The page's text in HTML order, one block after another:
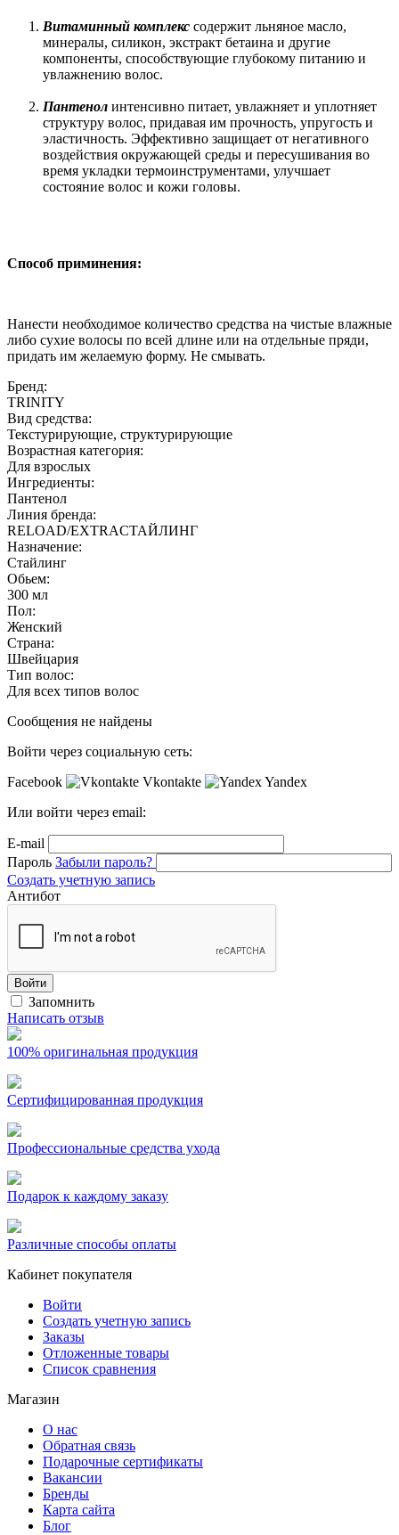
Витаминный комплекс содержит льняное масло,
минералы, силикон, экстракт бетаина и другие
компоненты, способствующие глубокому питанию и
увлажнению волос.
Пантенол интенсивно питает, увлажняет и уплотняет
структуру волос, придавая им прочность, упругость и
эластичность. Эффективно защищает от негативного
воздействия окружающей среды и пересушивания во
время укладки термоинструментами, улучшает
состояние волос и кожи головы.
Способ приминения:
Нанести необходимое количество средства на чистые влажные
либо сухие волосы по всей длине или на отдельные пряди,
придать им желаемую форму. Не смывать.
Бренд:
TRINITY
Вид средства:
Текстурирующие, структурирующие
Возрастная категория:
Для взрослых
Ингредиенты:
Пантенол
Линия бренда:
RELOAD/EXTRAСТАЙЛИНГ
Назначение:
Стайлинг
Обьем:
300 мл
Пол:
Женский
Страна:
Швейцария
Тип волос:
Для всех типов волос
Сообщения не найдены
Войти через социальную сеть:
Facebook
Vkontakte
Yandex
Или войти через email:
E-mail
Пароль Забыли пароль?
Создать учетную запись
Антибот
Войти
Запомнить
Написать отзыв
100% оригинальная продукция
Сертифицированная продукция
Профессиональные средства ухода
Подарок к каждому заказу
Различные способы оплаты
Кабинет покупателя
Войти
Создать учетную запись
Заказы
Отложенные товары
Список сравнения
Магазин
О нас
Обратная связь
Подарочные сертификаты
Вакансии
Бренды
Карта сайта
Блог